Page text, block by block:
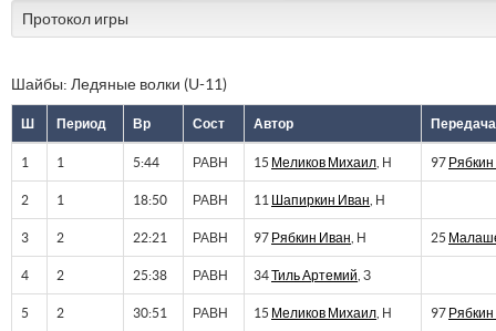
Протокол игры
Шайбы: Ледяные волки (U-11)
Ш Период Вр Сост Автор Передача
1 1 5:44 РАВН 15 Меликов Михаил , Н 97
2 1 18:50 РАВН 11 Шапиркин Иван , Н
3 2 22:21 РАВН 97 Рябкин Иван , Н 25
4 2 25:38 РАВН 34Тиль Артемий , З
5 2 30:51 РАВН 15 Меликов Михаил , Н 97